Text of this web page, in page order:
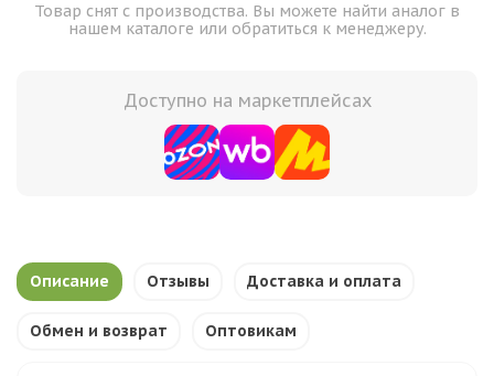
Товар снят с производства. Вы можете найти аналог в
нашем каталоге или обратиться к менеджеру.
Доступно на маркетплейсах
Описание Отзывы Доставка и оплата
Обмен и возврат Оптовикам